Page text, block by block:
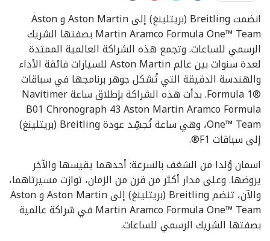
انضمت Breitling (بريتلينغ) إلى Aston Martin و Aston
Martin Aramco Formula One™‎ Team بصفتها الشريك
الرسمي للساعات. وتجمع هذه الشراكة العالمية الممتدة
لعدة سنوات بين عالم Aston Martin للسيارات فائقة الأداء
والهندسة الدقيقة التي تُشكل جوهر برنامجها في سباقات
Formula 1®‎. بدأت هذه الشراكة بإطلاق ساعة Navitimer
B01 Chronograph 43 Aston Martin Aramco Formula
One™ Team، وهي ساعة تُجسِّد عودة Breitling (بريتلينغ)
إلى سباقات F1®.
اسمان وُلدا من الشغف بالسرعة: أحدهما يقيسها والآخر
يروضها. وعلى مدار أكثر من قرن من الزمان، توازت مسيرتاهما،
والآن، تنضم Breitling (بريتلينغ) إلى Aston Martin و Aston
Martin Aramco Formula One™‎ Team في شراكة عالمية
بصفتها الشريك الرسمي للساعات.